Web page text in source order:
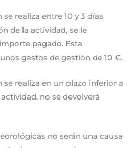
realiza entre 10 y 3 días
de la actividad, se le
pagado. Esta
gastos de gestión de 10 €.
realiza en un plazo inferior a
no se devolverá
no serán una causa